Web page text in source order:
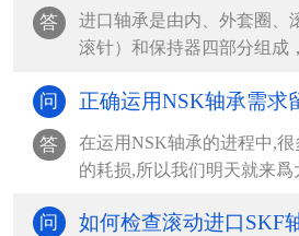
答
进口轴承是由内、外套圈、
滚针）和保持器四部分组成
问 正确运用NSK轴承需求
答
在运用NSK轴承的进程中,
的耗损,所以我们明天就来
问 如何检查滚动进口SKF